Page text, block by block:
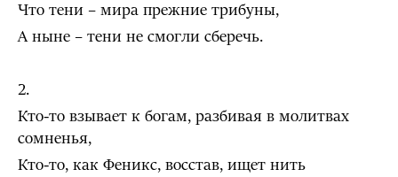
Что тени – мира прежние трибуны,
А ныне – тени не смогли сберечь.
2.
Кто-то взывает к богам, разбивая в молитвах
сомненья,
Кто-то, как Феникс, восстав, ищет нить